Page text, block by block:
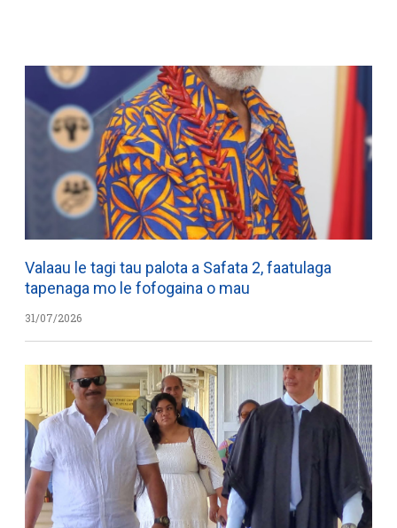
Valaau le tagi tau palota a Safata 2, faatulaga
tapenaga mo le fofogaina o mau
31/07/2026